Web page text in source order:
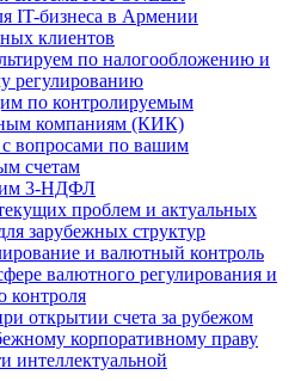
IT-бизнеса в Армении
клиентов
по налогообложению и
регулированию
по контролируемым
компаниям (КИК)
вопросами по вашим
счетам
3-НДФЛ
проблем и актуальных
зарубежных структур
и валютный контроль
валютного регулирования и
контроля
открытии счета за рубежом
корпоративному праву
интеллектуальной